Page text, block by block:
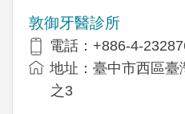
敦御牙醫診所
電話：+886-4-
地址：臺中市西區
之3